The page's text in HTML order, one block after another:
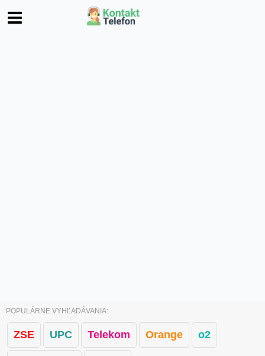
POPULÁRNE VYHĽADÁVANIA:
ZSE UPC Telekom Orange o2